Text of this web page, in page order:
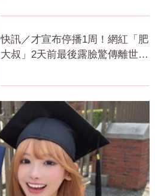
快訊／才宣布停播1周！網紅「肥
大叔」2天前最後露臉驚傳離世